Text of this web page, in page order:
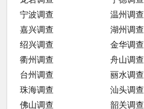
宁波调查
温州调查
嘉兴调查
湖州调查
绍兴调查
金华调查
衢州调查
舟山调查
台州调查
丽水调查
珠海调查
汕头调查
佛山调查
韶关调查